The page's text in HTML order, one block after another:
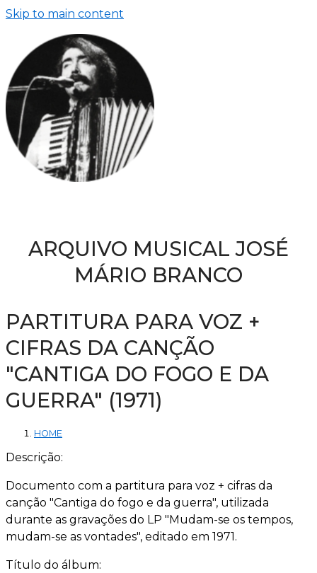
Skip to main content
ARQUIVO MUSICAL JOSÉ
MÁRIO BRANCO
PARTITURA PARA VOZ +
CIFRAS DA CANÇÃO
"CANTIGA DO FOGO E DA
GUERRA" (1971)
HOME
Descrição:
Documento com a partitura para voz + cifras da
canção "Cantiga do fogo e da guerra", utilizada
durante as gravações do LP "Mudam-se os tempos,
mudam-se as vontades", editado em 1971.
Título do álbum: